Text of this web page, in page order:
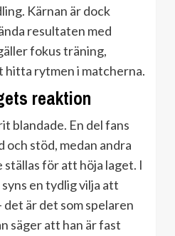
Kärnan är dock
resultaten med
fokus träning,
hitta rytmen i matcherna.
reaktion
blandade. En del fans
och stöd, medan andra
för att höja laget. I
en tydlig vilja att
är det som spelaren
säger att han är fast